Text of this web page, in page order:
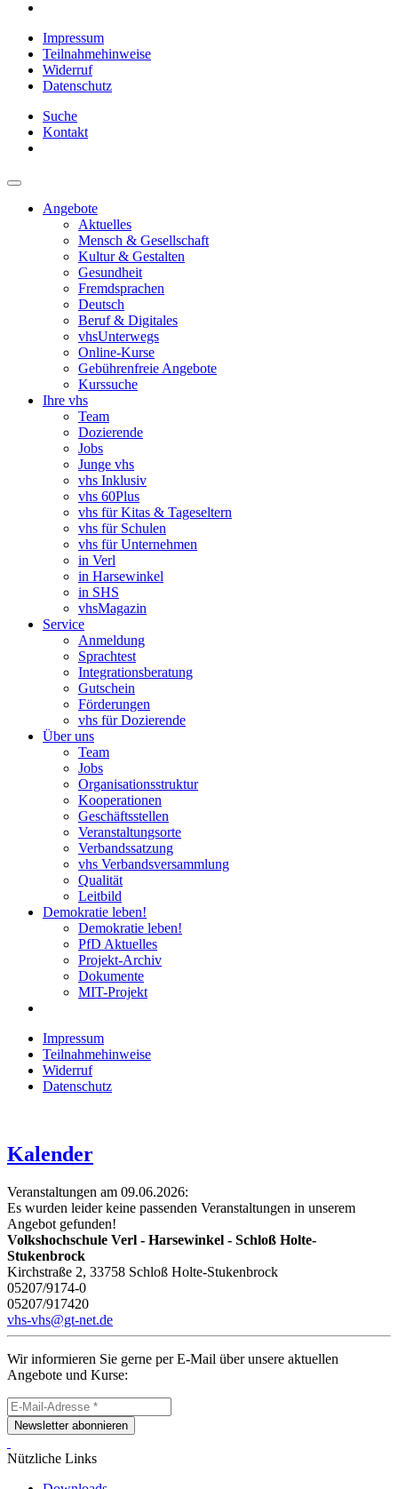
Impressum
Teilnahmehinweise
Widerruf
Datenschutz
Suche
Kontakt
Angebote
Aktuelles
Mensch & Gesellschaft
Kultur & Gestalten
Gesundheit
Fremdsprachen
Deutsch
Beruf & Digitales
vhsUnterwegs
Online-Kurse
Gebührenfreie Angebote
Kurssuche
Ihre vhs
Team
Dozierende
Jobs
Junge vhs
vhs Inklusiv
vhs 60Plus
vhs für Kitas & Tageseltern
vhs für Schulen
vhs für Unternehmen
in Verl
in Harsewinkel
in SHS
vhsMagazin
Service
Anmeldung
Sprachtest
Integrationsberatung
Gutschein
Förderungen
vhs für Dozierende
Über uns
Team
Jobs
Organisationsstruktur
Kooperationen
Geschäftsstellen
Veranstaltungsorte
Verbandssatzung
vhs Verbandsversammlung
Qualität
Leitbild
Demokratie leben!
Demokratie leben!
PfD Aktuelles
Projekt-Archiv
Dokumente
MIT-Projekt
Impressum
Teilnahmehinweise
Widerruf
Datenschutz
Kalender
Veranstaltungen am 09.06.2026:
Es wurden leider keine passenden Veranstaltungen in unserem
Angebot gefunden!
Volkshochschule Verl - Harsewinkel - Schloß Holte-
Stukenbrock
Kirchstraße 2, 33758 Schloß Holte-Stukenbrock
05207/9174-0
05207/917420
vhs-vhs@gt-net.de
Wir informieren Sie gerne per E-Mail über unsere aktuellen
Angebote und Kurse:
Newsletter abonnieren
Nützliche Links